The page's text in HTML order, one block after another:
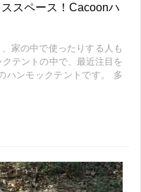
スペース！Cacoonハ
家の中で使ったりする人も
テントの中で、最近注目を
ハンモックテントです。 多